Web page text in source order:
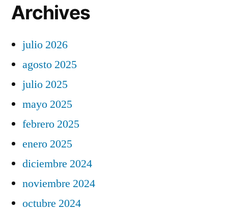
Archives
julio 2026
agosto 2025
julio 2025
mayo 2025
febrero 2025
enero 2025
diciembre 2024
noviembre 2024
octubre 2024